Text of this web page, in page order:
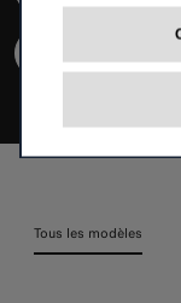
Tous les modèles